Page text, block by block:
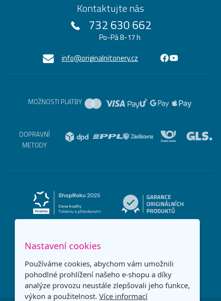
Kontaktujte nás
732 630 662
Po-Pá 8-17 h
info@originalnitonery.cz
MOŽNOSTI PLATBY
DOPRAVNÍ
METODY
Nastavení cookies
Používáme cookies, abychom vám umožnili
pohodlné prohlížení našeho e-shopu a díky
analýze provozu neustále zlepšovali jeho funkce,
výkon a použitelnost. Více informací